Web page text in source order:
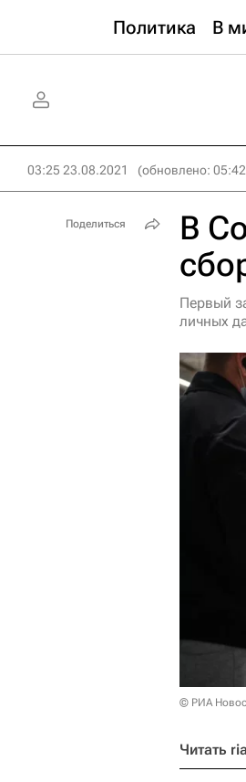
Политика В
03:25 23.08.2021 (обновлено:
В
Первый
личных
© РИА
Читать
Поделиться